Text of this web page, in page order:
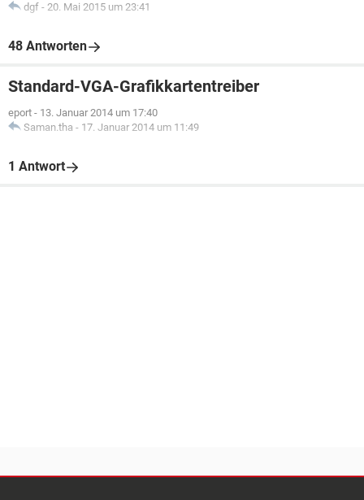
dgf - 20. Mai 2015 um 23:41
48 Antworten
Standard-VGA-Grafikkartentreiber
eport - 13. Januar 2014 um 17:40
Saman.tha - 17. Januar 2014 um 11:49
1 Antwort